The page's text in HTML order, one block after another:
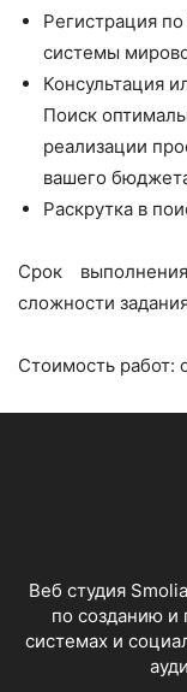
Регистрация
системы
Консультация
Поиск
реализации
вашего
Раскрутка в
Срок
сложности
Стоимость работ:
Веб студия
по созданию и
системах и